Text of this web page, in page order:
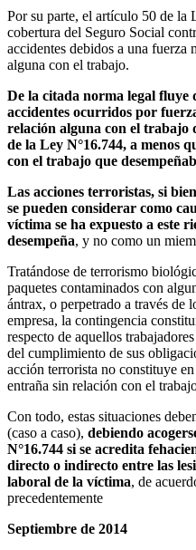
Por su parte, el artículo 50 de la
cobertura del Seguro Social
accidentes debidos a una fuerza
alguna con el trabajo.
De la citada norma legal fluye
accidentes ocurridos por
relación alguna con el trabajo
de la Ley N°16.744, a menos
con el trabajo que
Las acciones terroristas, si
se pueden considerar como
víctima se ha expuesto a este
desempeña, y no como un
Tratándose de terrorismo
paquetes contaminados con
ántrax, o perpetrado a través de
empresa, la contingencia
respecto de aquellos
del cumplimiento de sus
acción terrorista no constituye
entraña sin relación con el
Con todo, estas situaciones
(caso a caso), debiendo
N°16.744 si se acredita
directo o indirecto entre las
laboral de la víctima, de
precedentemente
Septiembre de 2014